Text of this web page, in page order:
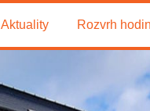
Aktuality Rozvrh hodin